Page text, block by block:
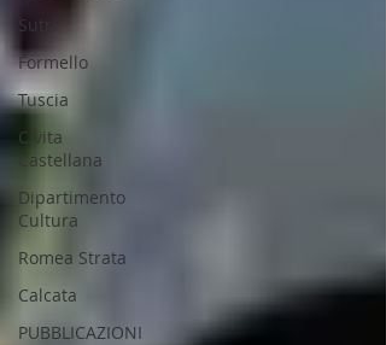
Sutri
Formello
Tuscia
Civita
Castellana
Dipartimento
Cultura
Romea Strata
Calcata
PUBBLICAZIONI